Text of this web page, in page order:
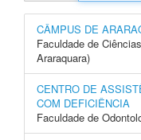
CÂMPUS DE
Faculdade de
Araraquara)
CENTRO DE
COM DEFICIÊNCIA
Faculdade de